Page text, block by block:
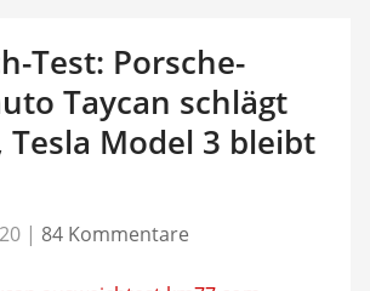
Test: Porsche-
Taycan schlägt
Tesla Model 3 bleibt
| 84 Kommentare